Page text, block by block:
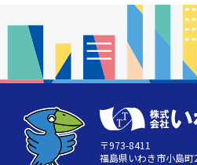
〒973-8411
福島県いわき市小島町